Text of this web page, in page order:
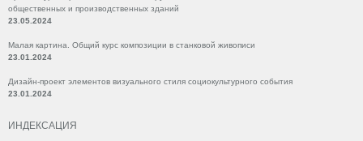
общественных и производственных зданий
23.05.2024
Малая картина. Общий курс композиции в станковой живописи
23.01.2024
Дизайн-проект элементов визуального стиля социокультурного события
23.01.2024
ИНДЕКСАЦИЯ